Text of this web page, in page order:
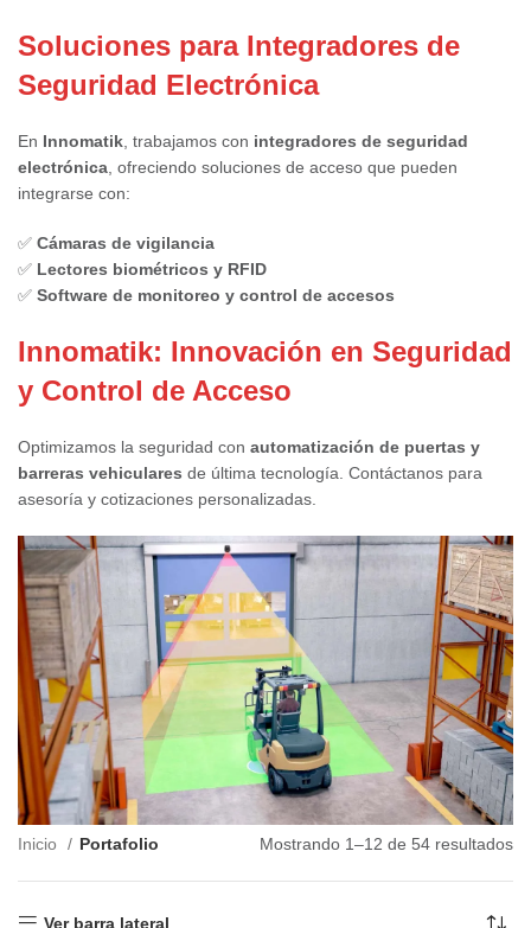
Soluciones para Integradores de
Seguridad Electrónica
En Innomatik , trabajamos con integradores de seguridad
electrónica , ofreciendo soluciones de acceso que pueden
integrarse con:
✅ Cámaras de vigilancia
✅ Lectores biométricos y RFID
✅ Software de monitoreo y control de accesos
Innomatik: Innovación en Seguridad
y Control de Acceso
Optimizamos la seguridad con automatización de puertas y
barreras vehiculares de última tecnología. Contáctanos para
asesoría y cotizaciones personalizadas.
Inicio Portafolio Mostrando 1–12 de 54 resultados
Ver barra lateral